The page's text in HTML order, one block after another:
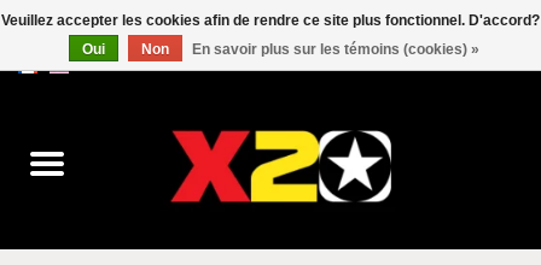
0 Articles - C$0.00
Converse
Veuillez accepter les cookies afin de rendre ce site plus fonctionnel. D'accord?
Oui
Non En savoir plus sur les témoins (cookies) »